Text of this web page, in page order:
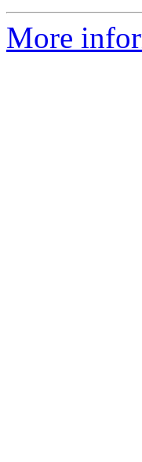
More